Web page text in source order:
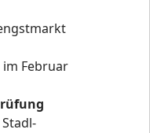
im Februar